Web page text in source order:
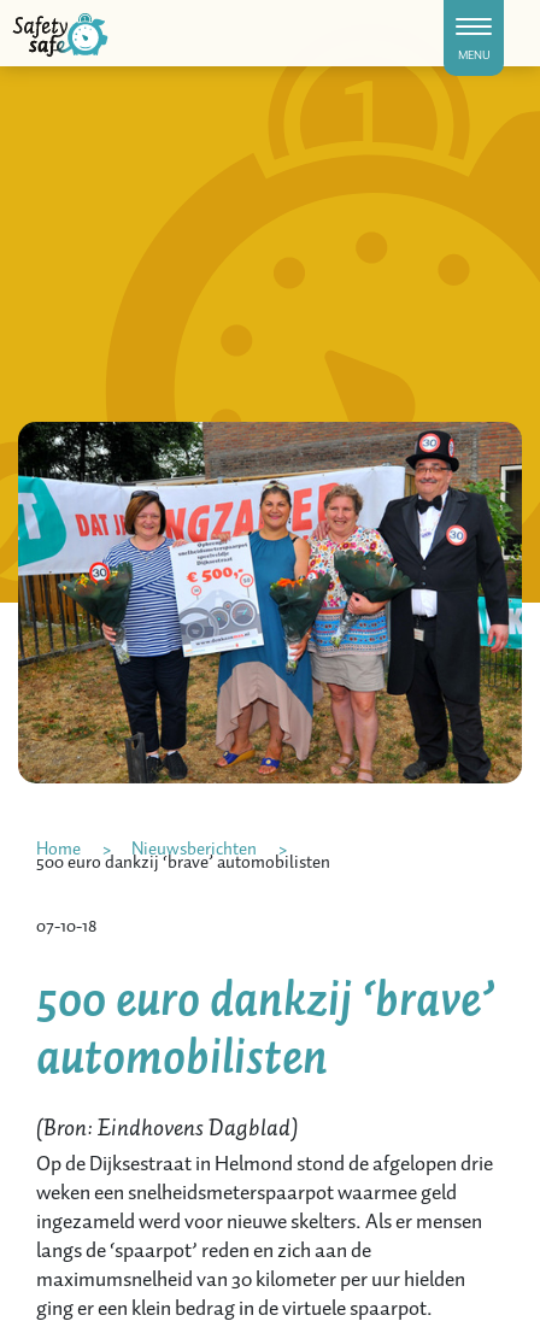
Toggle
MENU
Home Nieuwsberichten
500 euro dankzij ‘brave’ automobilisten
07-10-18
500 euro dankzij ‘brave’
automobilisten
(Bron: Eindhovens Dagblad)
Op de Dijksestraat in Helmond stond de afgelopen drie
weken een snelheidsmeterspaarpot waarmee geld
ingezameld werd voor nieuwe skelters. Als er mensen
langs de ‘spaarpot’ reden en zich aan de
maximumsnelheid van 30 kilometer per uur hielden
ging er een klein bedrag in de virtuele spaarpot.